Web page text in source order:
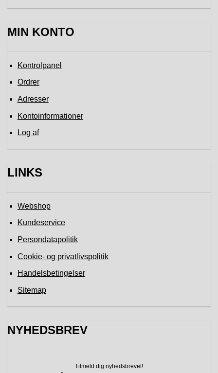
MIN KONTO
Kontrolpanel
Ordrer
Adresser
Kontoinformationer
Log af
LINKS
Webshop
Kundeservice
Persondatapolitik
Cookie- og privatlivspolitik
Handelsbetingelser
Sitemap
NYHEDSBREV
Tilmeld dig nyhedsbrevet!